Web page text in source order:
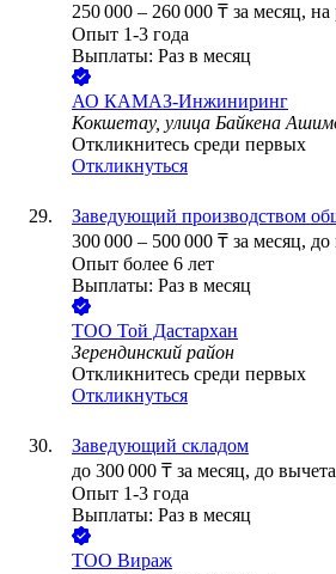
250 000 – 260 000 ₸ за месяц, на
Опыт 1-3 года
Выплаты: Раз в месяц
АО КАМАЗ-Инжиниринг
Кокшетау, улица Байкена
Откликнитесь среди первых
Откликнуться
Заведующий производством
300 000 – 500 000 ₸ за месяц, до
Опыт более 6 лет
Выплаты: Раз в месяц
ТОО Той Дастархан
Зерендинский район
Откликнитесь среди первых
Откликнуться
Заведующий складом
до 300 000 ₸ за месяц, до
Опыт 1-3 года
Выплаты: Раз в месяц
ТОО Вираж